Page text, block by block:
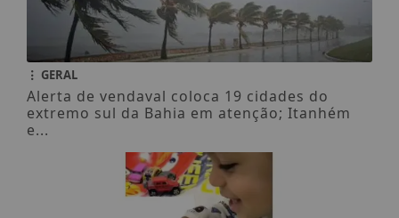
GERAL
Alerta de vendaval coloca 19 cidades do
extremo sul da Bahia em atenção; Itanhém
e...